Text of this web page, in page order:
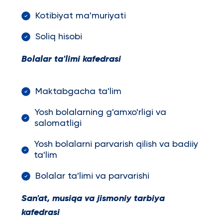
Kotibiyat ma'muriyati
Soliq hisobi
Bolalar ta'limi kafedrasi
Maktabgacha ta'lim
Yosh bolalarning g'amxo'rligi va
salomatligi
Yosh bolalarni parvarish qilish va badiiy
ta'lim
Bolalar ta'limi va parvarishi
San'at, musiqa va jismoniy tarbiya
kafedrasi